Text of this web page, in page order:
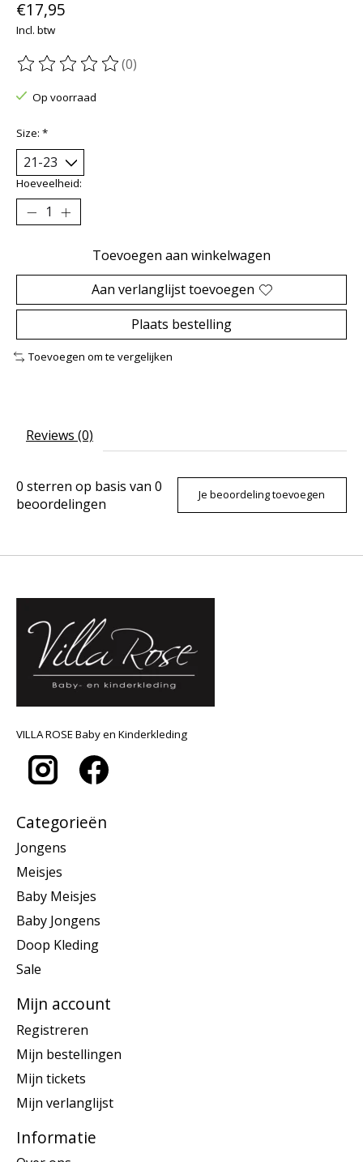
€17,95
Incl. btw
De beoordeling van dit product is
(0)
Op voorraad
Size: *
Hoeveelheid:
Toevoegen aan winkelwagen
Aan verlanglijst toevoegen
Plaats bestelling
Toevoegen om te vergelijken
Reviews (0)
0 sterren op basis van 0
beoordelingen
Je beoordeling toevoegen
VILLA ROSE Baby en Kinderkleding
Categorieën
Jongens
Meisjes
Baby Meisjes
Baby Jongens
Doop Kleding
Sale
Mijn account
Registreren
Mijn bestellingen
Mijn tickets
Mijn verlanglijst
Informatie